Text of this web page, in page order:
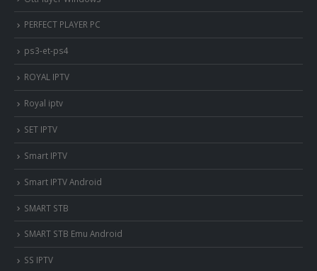
PERFECT PLAYER PC
ps3-et-ps4
ROYAL IPTV
Royal iptv
SET IPTV
Smart IPTV
Smart IPTV Android
SMART STB
SMART STB Emu Android
SS IPTV